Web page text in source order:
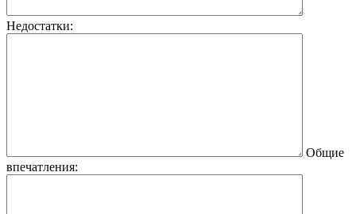
Недостатки:
Общие
впечатления: